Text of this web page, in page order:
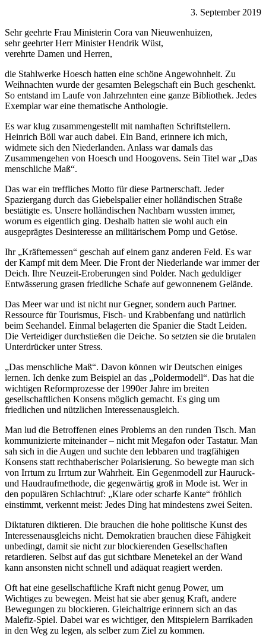
3. September 2019
Sehr geehrte Frau Ministerin Cora van Nieuwenhuizen,
sehr geehrter Herr Minister Hendrik Wüst,
verehrte Damen und Herren,
die Stahlwerke Hoesch hatten eine schöne Angewohnheit. Zu
Weihnachten wurde der gesamten Belegschaft ein Buch geschenkt.
So entstand im Laufe von Jahrzehnten eine ganze Bibliothek. Jedes
Exemplar war eine thematische Anthologie.
Es war klug zusammengestellt mit namhaften Schriftstellern.
Heinrich Böll war auch dabei. Ein Band, erinnere ich mich,
widmete sich den Niederlanden. Anlass war damals das
Zusammengehen von Hoesch und Hoogovens. Sein Titel war „Das
menschliche Maß“.
Das war ein treffliches Motto für diese Partnerschaft. Jeder
Spaziergang durch das Giebelspalier einer holländischen Straße
bestätigte es. Unsere holländischen Nachbarn wussten immer,
worum es eigentlich ging. Deshalb hatten sie wohl auch ein
ausgeprägtes Desinteresse an militärischem Pomp und Getöse.
Ihr „Kräftemessen“ geschah auf einem ganz anderen Feld. Es war
der Kampf mit dem Meer. Die Front der Niederlande war immer der
Deich. Ihre Neuzeit-Eroberungen sind Polder. Nach geduldiger
Entwässerung grasen friedliche Schafe auf gewonnenem Gelände.
Das Meer war und ist nicht nur Gegner, sondern auch Partner.
Ressource für Tourismus, Fisch- und Krabbenfang und natürlich
beim Seehandel. Einmal belagerten die Spanier die Stadt Leiden.
Die Verteidiger durchstießen die Deiche. So setzten sie die brutalen
Unterdrücker unter Stress.
„Das menschliche Maß“. Davon können wir Deutschen einiges
lernen. Ich denke zum Beispiel an das „Poldermodell“. Das hat die
wichtigen Reformprozesse der 1990er Jahre im breiten
gesellschaftlichen Konsens möglich gemacht. Es ging um
friedlichen und nützlichen Interessenausgleich.
Man lud die Betroffenen eines Problems an den runden Tisch. Man
kommunizierte miteinander – nicht mit Megafon oder Tastatur. Man
sah sich in die Augen und suchte den lebbaren und tragfähigen
Konsens statt rechthaberischer Polarisierung. So bewegte man sich
von Irrtum zu Irrtum zur Wahrheit. Ein Gegenmodell zur Hauruck-
und Haudraufmethode, die gegenwärtig groß in Mode ist. Wer in
den populären Schlachtruf: „Klare oder scharfe Kante“ fröhlich
einstimmt, verkennt meist: Jedes Ding hat mindestens zwei Seiten.
Diktaturen diktieren. Die brauchen die hohe politische Kunst des
Interessenausgleichs nicht. Demokratien brauchen diese Fähigkeit
unbedingt, damit sie nicht zur blockierenden Gesellschaften
retardieren. Selbst auf das gut sichtbare Menetekel an der Wand
kann ansonsten nicht schnell und adäquat reagiert werden.
Oft hat eine gesellschaftliche Kraft nicht genug Power, um
Wichtiges zu bewegen. Meist hat sie aber genug Kraft, andere
Bewegungen zu blockieren. Gleichaltrige erinnern sich an das
Malefiz-Spiel. Dabei war es wichtiger, den Mitspielern Barrikaden
in den Weg zu legen, als selber zum Ziel zu kommen.